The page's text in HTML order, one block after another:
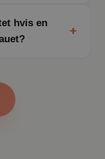
hvis en
+